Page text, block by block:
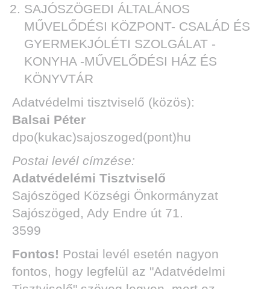
SAJÓSZÖGEDI ÁLTALÁNOS
MŰVELŐDÉSI KÖZPONT- CSALÁD ÉS
GYERMEKJÓLÉTI SZOLGÁLAT -
KONYHA -MŰVELŐDÉSI HÁZ ÉS
KÖNYVTÁR
Adatvédelmi tisztviselő (közös):
Balsai Péter
dpo(kukac)sajoszoged(pont)hu
Postai levél címzése:
Adatvédelémi Tisztviselő
Sajószöged Községi Önkormányzat
Sajószöged, Ady Endre út 71.
3599
Fontos! Postai levél esetén nagyon
fontos, hogy legfelül az "Adatvédelmi